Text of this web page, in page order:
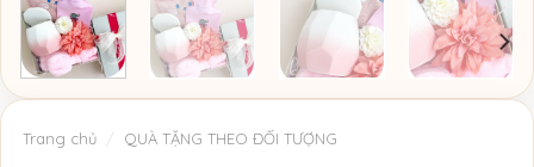
Trang chủ / QUÀ TẶNG THEO ĐỐI TƯỢNG